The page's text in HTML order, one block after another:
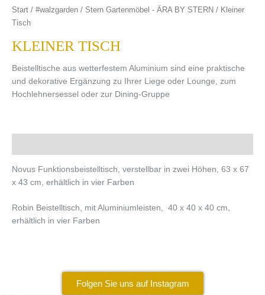
Start / #walzgarden / Stern Gartenmöbel - ÄRA BY STERN / Kleiner
Tisch
KLEINER TISCH
Beistelltische aus wetterfestem Aluminium sind eine praktische
und dekorative Ergänzung zu Ihrer Liege oder Lounge, zum
Hochlehnersessel oder zur Dining-Gruppe
Novus Funktionsbeistelltisch, verstellbar in zwei Höhen, 63 x 67
x 43 cm, erhältlich in vier Farben
Robin Beistelltisch, mit Aluminiumleisten, 40 x 40 x 40 cm,
erhältlich in vier Farben
Folgen Sie uns auf Instagram